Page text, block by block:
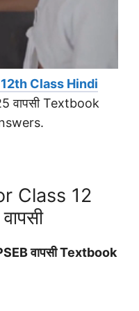
12th Class Hindi
वापसी Textbook
Class 12
वापसी Textbook